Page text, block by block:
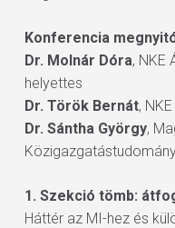
Konferencia
Dr. Molnár Dóra, NKE
helyettes
Dr. Török Bernát,
Dr. Sántha György,
1. Szekció tömb:
Háttér az MI-hez és